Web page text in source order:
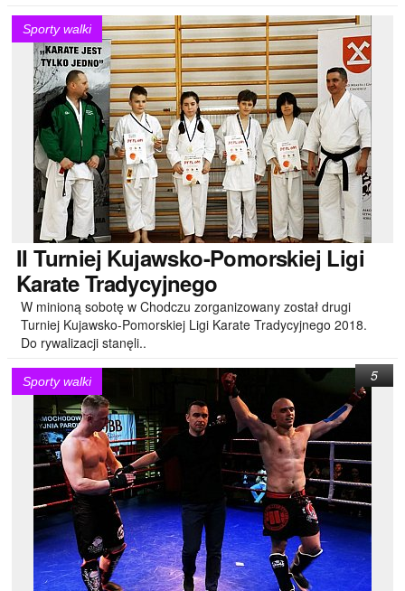
Sporty walki
II Turniej Kujawsko-Pomorskiej Ligi
Karate Tradycyjnego
W minioną sobotę w Chodczu zorganizowany został drugi
Turniej Kujawsko-Pomorskiej Ligi Karate Tradycyjnego 2018.
Do rywalizacji stanęli..
Sporty walki 5